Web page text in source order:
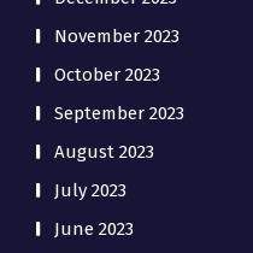
November 2023
October 2023
September 2023
August 2023
July 2023
June 2023